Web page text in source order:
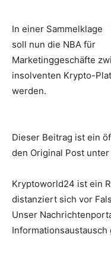
In einer Sammelklage
soll nun die NBA für
Marketinggeschäfte
insolventen Krypto-
werden.
Dieser Beitrag ist ein
den Original Post
Kryptoworld24 ist ein
distanziert sich vor
Unser